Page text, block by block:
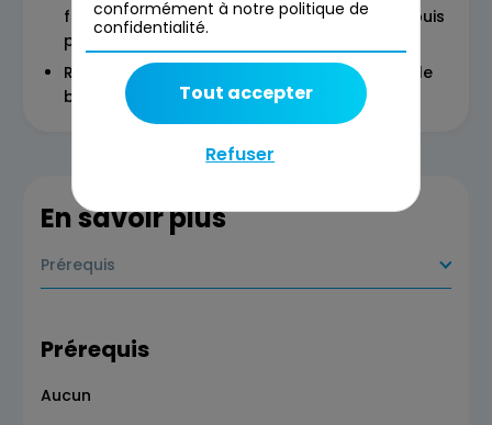
fortes sur un cas pratique et le prototyper puis
pivoter
Réfléchir à la vision produit via un focus sur le
business model canvas
En savoir plus
Prérequis
Prérequis
Aucun
conformément à notre politique de
confidentialité.
Refuser
Tout accepter